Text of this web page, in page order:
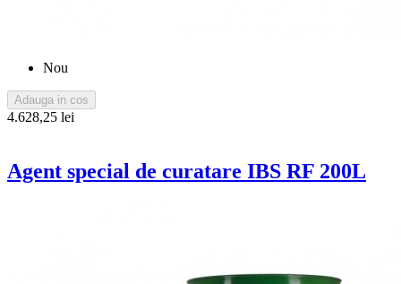
Nou
Adauga in cos
4.628,25 lei
Agent special de curatare IBS RF 200L